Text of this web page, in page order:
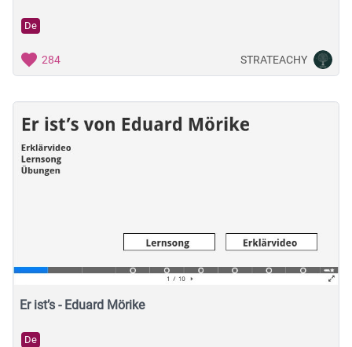
De
284 STRATEACHY
Er ist’s - Eduard Mörike
De